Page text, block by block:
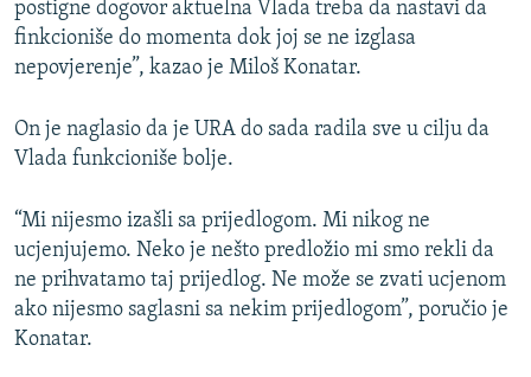
postigne dogovor aktuelna Vlada treba da nastavi da
finkcioniše do momenta dok joj se ne izglasa
nepovjerenje”, kazao je Miloš Konatar.
On je naglasio da je URA do sada radila sve u cilju da
Vlada funkcioniše bolje.
“Mi nijesmo izašli sa prijedlogom. Mi nikog ne
ucjenjujemo. Neko je nešto predložio mi smo rekli da
ne prihvatamo taj prijedlog. Ne može se zvati ucjenom
ako nijesmo saglasni sa nekim prijedlogom”, poručio je
Konatar.